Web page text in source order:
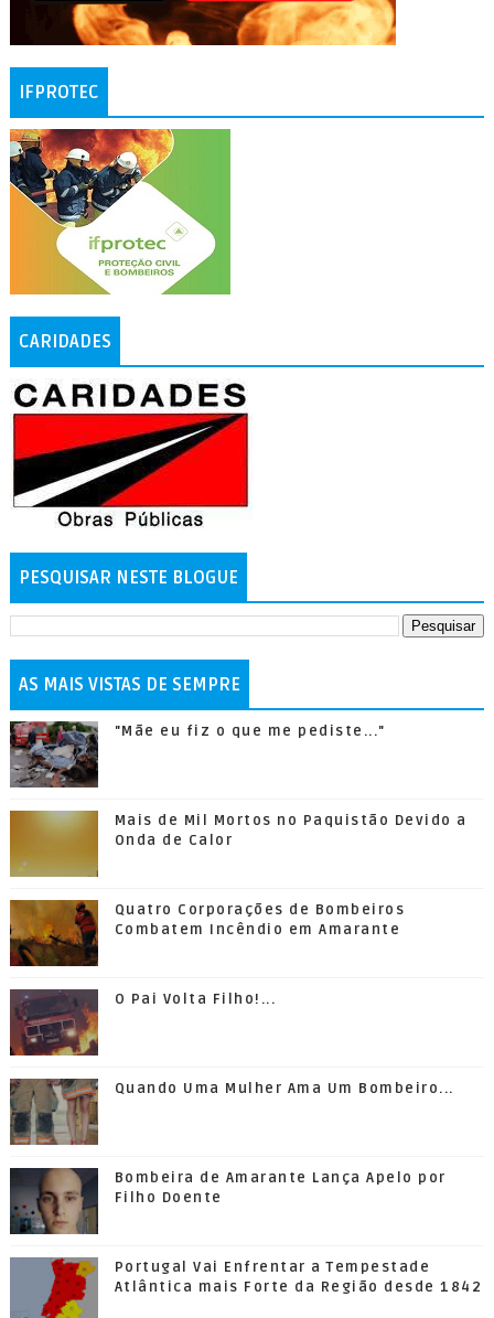
IFPROTEC
CARIDADES
PESQUISAR NESTE BLOGUE
AS MAIS VISTAS DE SEMPRE
"Mãe eu fiz o que me pediste..."
Mais de Mil Mortos no Paquistão Devido a
Onda de Calor
Quatro Corporações de Bombeiros
Combatem Incêndio em Amarante
O Pai Volta Filho!...
Quando Uma Mulher Ama Um Bombeiro...
Bombeira de Amarante Lança Apelo por
Filho Doente
Portugal Vai Enfrentar a Tempestade
Atlântica mais Forte da Região desde 1842